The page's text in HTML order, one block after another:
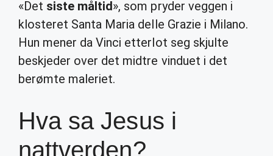
«Det siste måltid», som pryder veggen i
klosteret Santa Maria delle Grazie i Milano.
Hun mener da Vinci etterlot seg skjulte
beskjeder over det midtre vinduet i det
berømte maleriet.
Hva sa Jesus i
nattverden?